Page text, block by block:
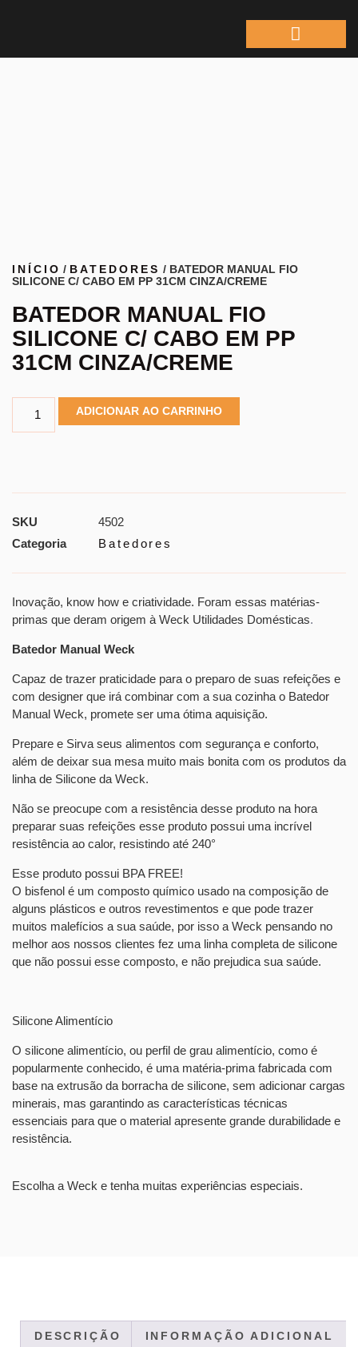
INÍCIO / BATEDORES / BATEDOR MANUAL FIO
SILICONE C/ CABO EM PP 31CM CINZA/CREME
BATEDOR MANUAL FIO
SILICONE C/ CABO EM PP
31CM CINZA/CREME
ADICIONAR AO CARRINHO
SKU
4502
Categoria
Batedores
Inovação, know how e criatividade. Foram essas matérias-
primas que deram origem à Weck Utilidades Domésticas.
Batedor Manual Weck
Capaz de trazer praticidade para o preparo de suas refeições e
com designer que irá combinar com a sua cozinha o Batedor
Manual Weck, promete ser uma ótima aquisição.
Prepare e Sirva seus alimentos com segurança e conforto,
além de deixar sua mesa muito mais bonita com os produtos da
linha de Silicone da Weck.
Não se preocupe com a resistência desse produto na hora
preparar suas refeições esse produto possui uma incrível
resistência ao calor, resistindo até 240°
Esse produto possui BPA FREE!
O bisfenol é um composto químico usado na composição de
alguns plásticos e outros revestimentos e que pode trazer
muitos malefícios a sua saúde, por isso a Weck pensando no
melhor aos nossos clientes fez uma linha completa de silicone
que não possui esse composto, e não prejudica sua saúde.
Silicone Alimentício
O silicone alimentício, ou perfil de grau alimentício, como é
popularmente conhecido, é uma matéria-prima fabricada com
base na extrusão da borracha de silicone, sem adicionar cargas
minerais, mas garantindo as características técnicas
essenciais para que o material apresente grande durabilidade e
resistência.
Escolha a Weck e tenha muitas experiências especiais.
DESCRIÇÃO INFORMAÇÃO ADICIONAL